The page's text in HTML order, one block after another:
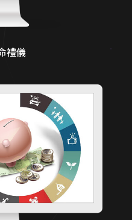
禮儀